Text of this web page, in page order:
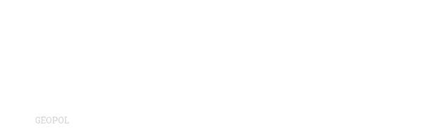
GEOPOL